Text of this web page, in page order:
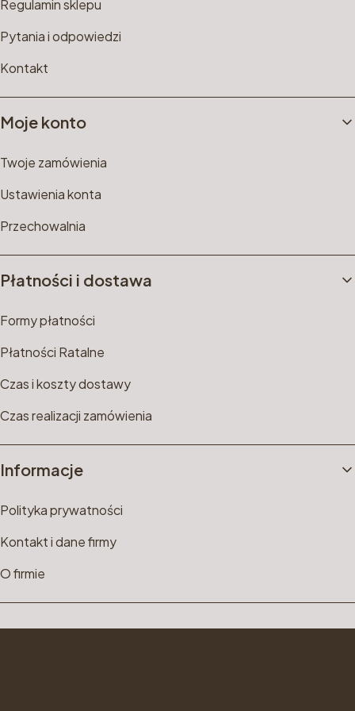
Regulamin sklepu
Pytania i odpowiedzi
Kontakt
Moje konto
Twoje zamówienia
Ustawienia konta
Przechowalnia
Płatności i dostawa
Formy płatności
Płatności Ratalne
Czas i koszty dostawy
Czas realizacji zamówienia
Informacje
Polityka prywatności
Kontakt i dane firmy
O firmie